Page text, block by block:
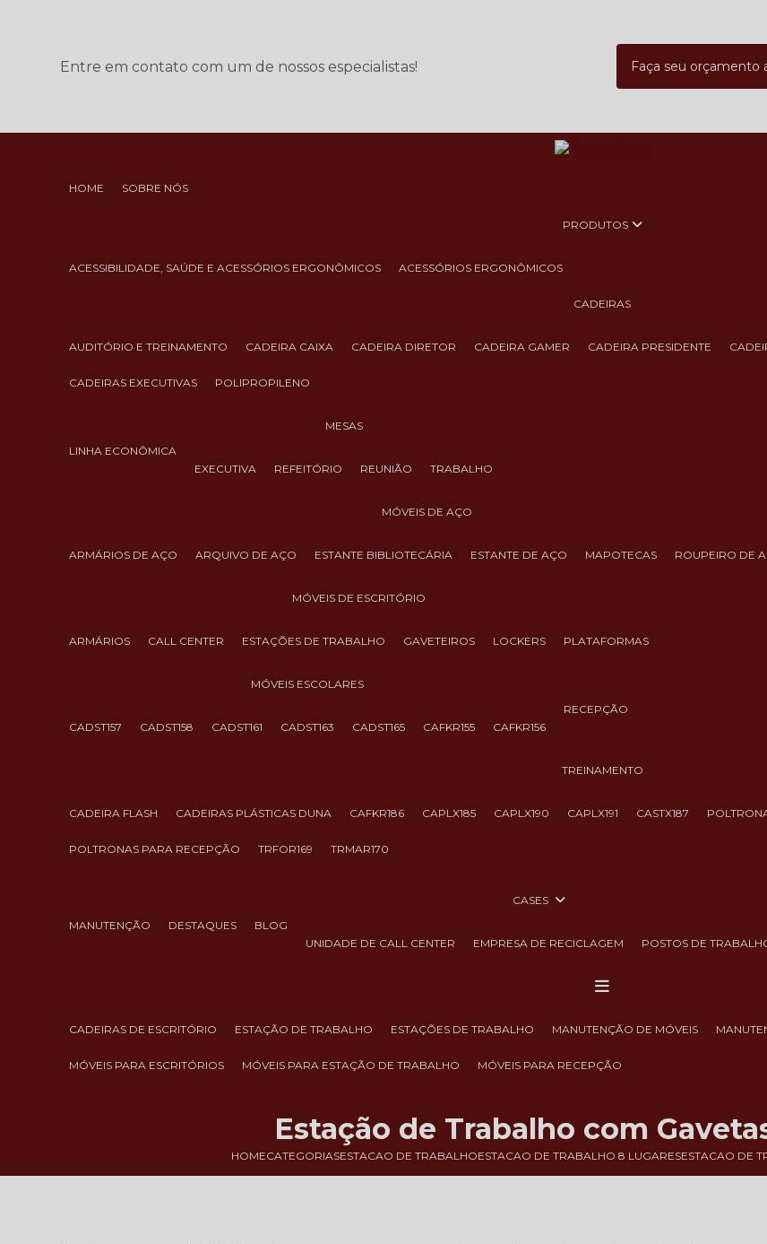
Entre em contato com um de nossos especialistas! Faça seu orçamento
HOME SOBRE NÓS
PRODUTOS
ACESSIBILIDADE, SAÚDE E ACESSÓRIOS ERGONÔMICOS ACESSÓRIOS ERGONÔMICOS
CADEIRAS
AUDITÓRIO E TREINAMENTO CADEIRA CAIXA CADEIRA DIRETOR CADEIRA GAMER CADEIRA PRESIDENTE
CADEIRAS EXECUTIVAS POLIPROPILENO
LINHA ECONÔMICA
MESAS
EXECUTIVA REFEITÓRIO REUNIÃO TRABALHO
MÓVEIS DE AÇO
ARMÁRIOS DE AÇO ARQUIVO DE AÇO ESTANTE BIBLIOTECÁRIA ESTANTE DE AÇO MAPOTECAS ROUPEIRO DE
MÓVEIS DE ESCRITÓRIO
ARMÁRIOS CALL CENTER ESTAÇÕES DE TRABALHO GAVETEIROS LOCKERS PLATAFORMAS
MÓVEIS ESCOLARES
CADST157 CADST158 CADST161 CADST163 CADST165 CAFKR155 CAFKR156
RECEPÇÃO
TREINAMENTO
CADEIRA FLASH CADEIRAS PLÁSTICAS DUNA CAFKR186 CAPLX185 CAPLX190 CAPLX191 CASTX187
POLTRONAS PARA RECEPÇÃO TRFOR169 TRMAR170
MANUTENÇÃO DESTAQUES BLOG
CASES
UNIDADE DE CALL CENTER EMPRESA DE RECICLAGEM POSTOS DE
CADEIRAS DE ESCRITÓRIO ESTAÇÃO DE TRABALHO ESTAÇÕES DE TRABALHO MANUTENÇÃO DE MÓVEIS
MÓVEIS PARA ESCRITÓRIOS MÓVEIS PARA ESTAÇÃO DE TRABALHO MÓVEIS PARA RECEPÇÃO
HOMECATEGORIASESTACAO DE TRABALHOESTACAO DE TRABALHO 8 LUGARESESTACAO DE
Estação de Trabalho com